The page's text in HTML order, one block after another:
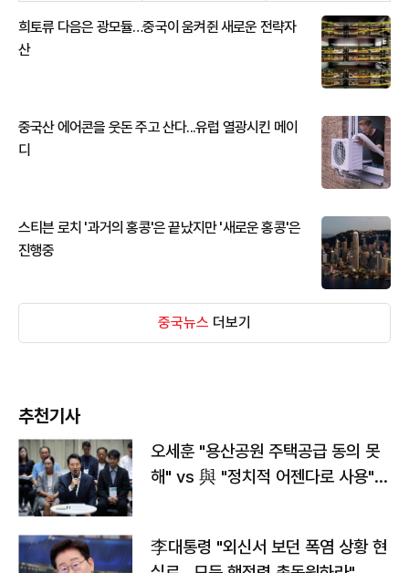
희토류 다음은 광모듈…중국이 움켜쥔 새로운 전략자
산
중국산 에어콘을 웃돈 주고 산다...유럽 열광시킨 메이
디
스티븐 로치 '과거의 홍콩'은 끝났지만 '새로운 홍콩'은
진행중
중국뉴스 더보기
추천기사
오세훈 "용산공원 주택공급 동의 못
해" vs 與 "정치적 어젠다로 사용"
李대통령 "외신서 보던 폭염 상황 현